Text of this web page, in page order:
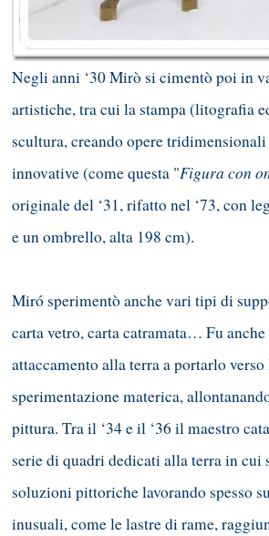
Negli anni ‘30 Mirò si cimentò poi in
artistiche, tra cui la stampa (litografia
scultura, creando opere
innovative (come questa "Figura con
originale del ‘31, rifatto nel ‘73, con
e un ombrello, alta 198 cm).
Miró sperimentò anche vari tipi di
carta vetro, carta catramata… Fu
attaccamento alla terra a portarlo verso
sperimentazione materica,
pittura. Tra il ‘34 e il ‘36 il maestro
serie di quadri dedicati alla terra in cui
soluzioni pittoriche lavorando spesso
inusuali, come le lastre di rame,